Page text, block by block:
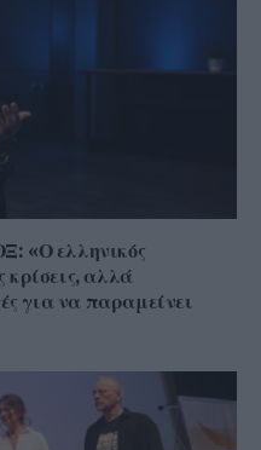
«Ο ελληνικός
κρίσεις, αλλά
για να παραμείνει